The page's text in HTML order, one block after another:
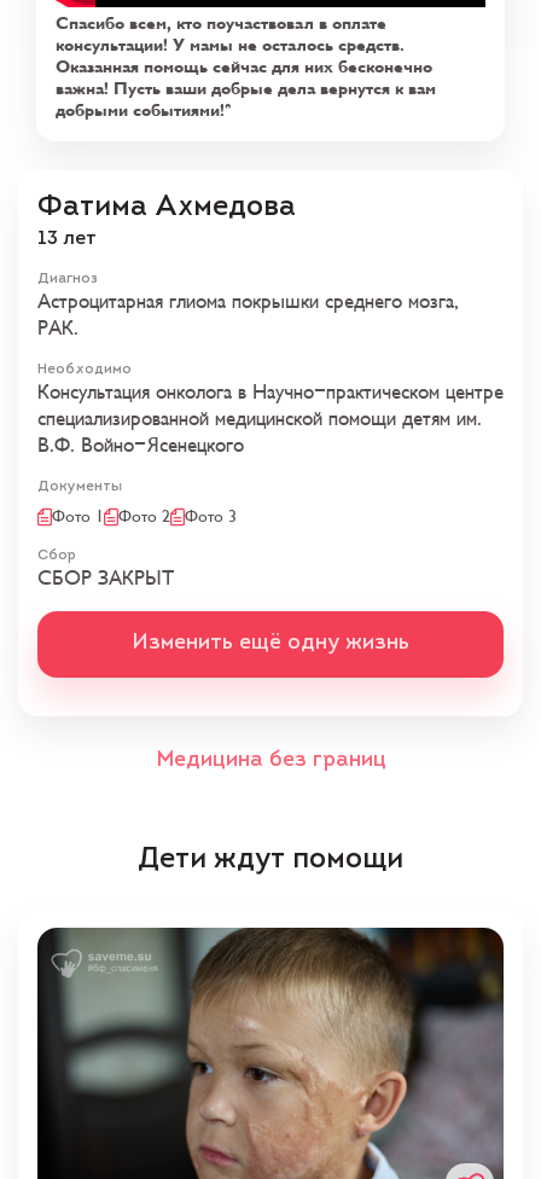
Спасибо всем, кто поучаствовал в оплате
консультации! У мамы не осталось средств.
Оказанная помощь сейчас для них бесконечно
важна! Пусть ваши добрые дела вернутся к вам
добрыми событиями!
Фатима Ахмедова
13 лет
Диагноз
Астроцитарная глиома покрышки среднего мозга,
РАК.
Необходимо
Консультация онколога в Научно-практическом центре
специализированной медицинской помощи детям им.
В.Ф. Войно-Ясенецкого
Документы
Фото 1 Фото 2 Фото 3
Сбор
СБОР ЗАКРЫТ
Изменить ещё одну жизнь
Медицина без границ
Дети ждут помощи